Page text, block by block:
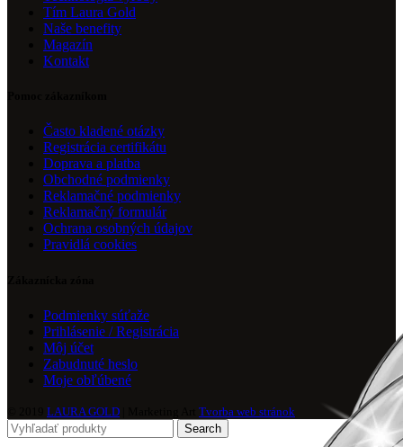
Tím Laura Gold
Naše benefity
Magazín
Kontakt
Často kladené otázky
Registrácia certifikátu
Doprava a platba
Obchodné podmienky
Reklamačné podmienky
Reklamačný formulár
Ochrana osobných údajov
Pravidlá cookies
Podmienky súťaže
Prihlásenie / Registrácia
Môj účet
Zabudnuté heslo
Moje obľúbené
LAURA GOLD
Tvorba web stránok
Search